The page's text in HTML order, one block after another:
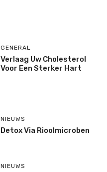
GENERAL
Verlaag Uw Cholesterol
Voor Een Sterker Hart
NIEUWS
Detox Via Rioolmicroben
NIEUWS